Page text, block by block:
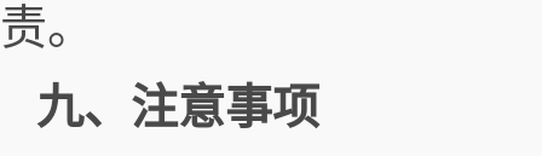
责。
九、注意事项